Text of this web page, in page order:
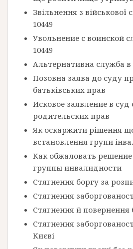
Звільнення з
10449
Увольнение с воинской
10449
Альтернативна служба в
Позовна заява до суду
батьківських прав
Исковое заявление в
родительских прав
Як оскаржити рішення
встановлення групи
Как обжаловать
группы инвалидности
Стягнення боргу за
Стягнення
Стягнення й повернення
Стягнення
Києві